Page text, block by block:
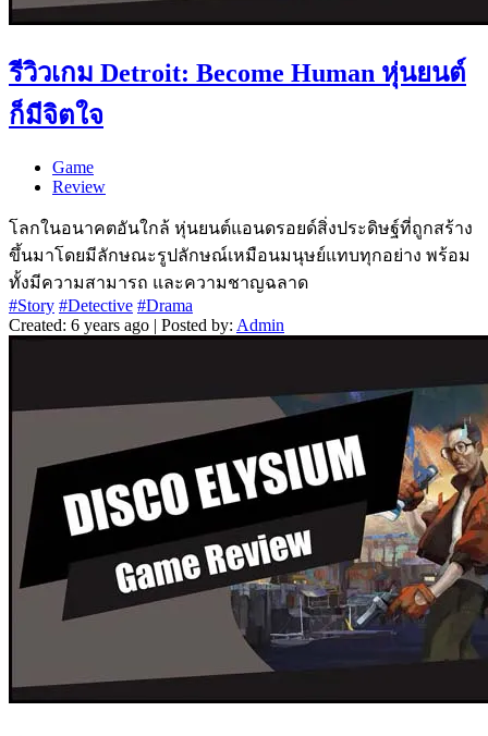
รีวิวเกม Detroit: Become Human หุ่นยนต์
ก็มีจิตใจ
Game
Review
โลกในอนาคตอันใกล้ หุ่นยนต์แอนดรอยด์สิ่งประดิษฐ์ที่ถูกสร้าง
ขึ้นมาโดยมีลักษณะรูปลักษณ์เหมือนมนุษย์แทบทุกอย่าง พร้อม
ทั้งมีความสามารถ และความชาญฉลาด
#Story #Detective #Drama
Created: 6 years ago | Posted by: Admin